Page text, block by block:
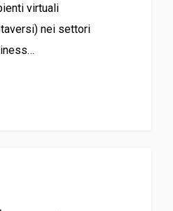
virtuali
nei settori